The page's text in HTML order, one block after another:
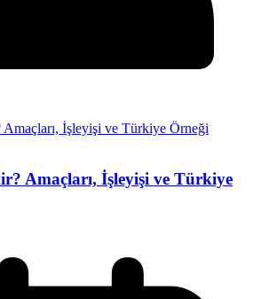
Amaçları, İşleyişi ve Türkiye